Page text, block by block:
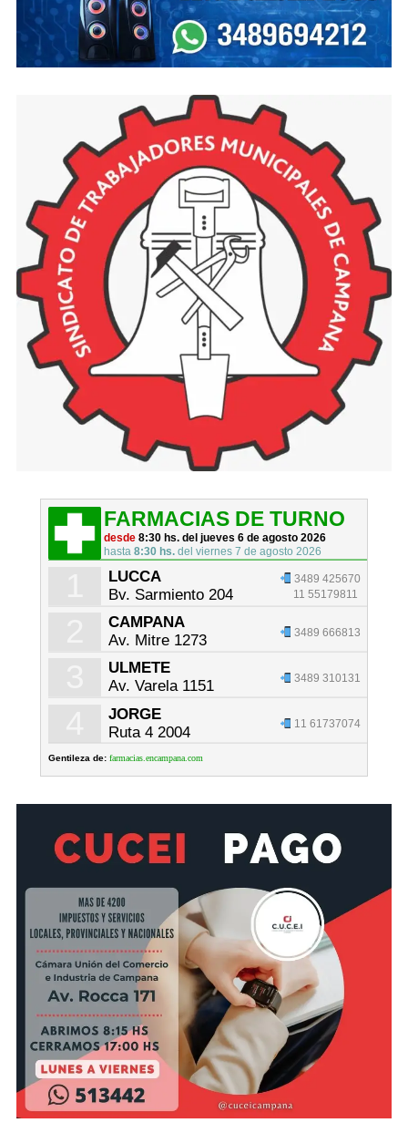
FARMACIAS DE TURNO
desde8:30 hs. del jueves 6 de agosto 2026
hasta8:30 hs. del viernes 7 de agosto 2026
LUCCA
Bv. Sarmiento 204
3489 425670
11 55179811
CAMPANA
Av. Mitre 1273
3489 666813
ULMETE
Av. Varela 1151
3489 310131
JORGE
Ruta 4 2004
11 61737074
Gentileza de: farmacias.encampana.com